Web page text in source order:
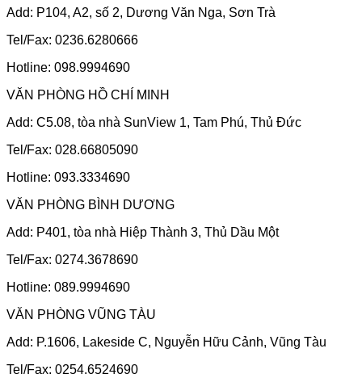
Add: P104, A2, số 2, Dương Văn Nga, Sơn Trà
Tel/Fax: 0236.6280666
Hotline: 098.9994690
VĂN PHÒNG HỒ CHÍ MINH
Add: C5.08, tòa nhà SunView 1, Tam Phú, Thủ Đức
Tel/Fax: 028.66805090
Hotline: 093.3334690
VĂN PHÒNG BÌNH DƯƠNG
Add: P401, tòa nhà Hiệp Thành 3, Thủ Dầu Một
Tel/Fax: 0274.3678690
Hotline: 089.9994690
VĂN PHÒNG VŨNG TÀU
Add: P.1606, Lakeside C, Nguyễn Hữu Cảnh, Vũng Tàu
Tel/Fax: 0254.6524690